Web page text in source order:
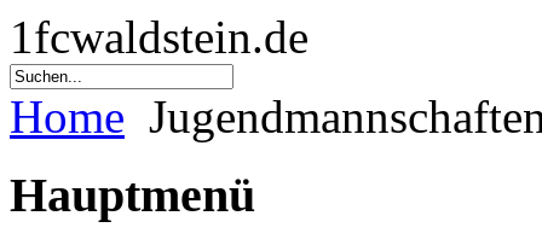
1fcwaldstein.de
Home
Hauptmenü